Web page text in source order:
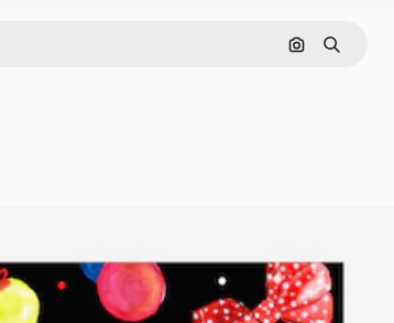
画像で検索
検索